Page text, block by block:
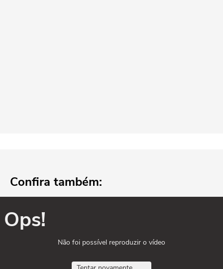
Confira também:
Ops!
Não foi possível reproduzir o vídeo